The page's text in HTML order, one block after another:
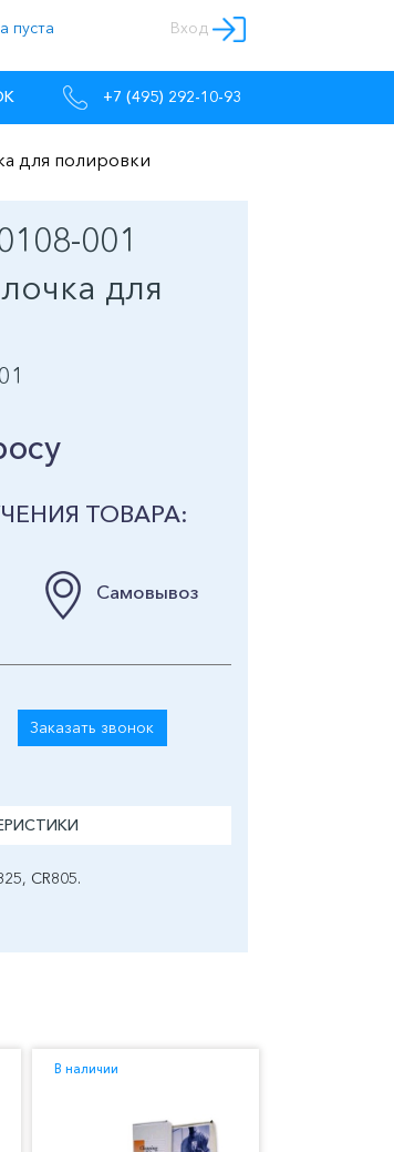
пуста Вход
+7 (495) 292-10-93
для полировки
001
для
ТОВАРА:
Самовывоз
Заказать звонок
CR805.
В наличии